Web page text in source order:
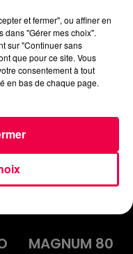
10/25 AVEC
EMISSIONS
MAGNUM 80
et fermer", ou affiner en
dans "Gérer mes choix".
sur "Continuer sans
que pour ce site. Vous
consentement à tout
en bas de chaque page.